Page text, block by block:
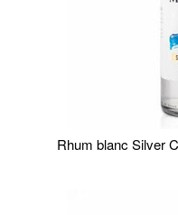
Rhum blanc Silver